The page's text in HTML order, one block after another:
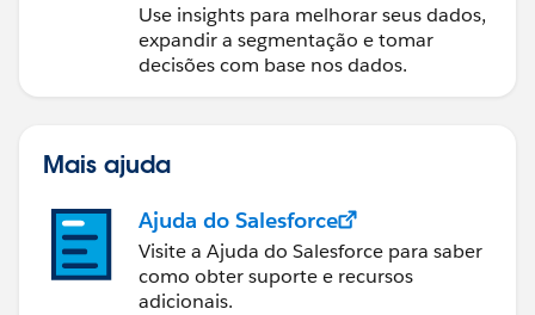
Use insights para melhorar seus dados,
expandir a segmentação e tomar
decisões com base nos dados.
Mais ajuda
Ajuda do Salesforce
Visite a Ajuda do Salesforce para saber
como obter suporte e recursos
adicionais.